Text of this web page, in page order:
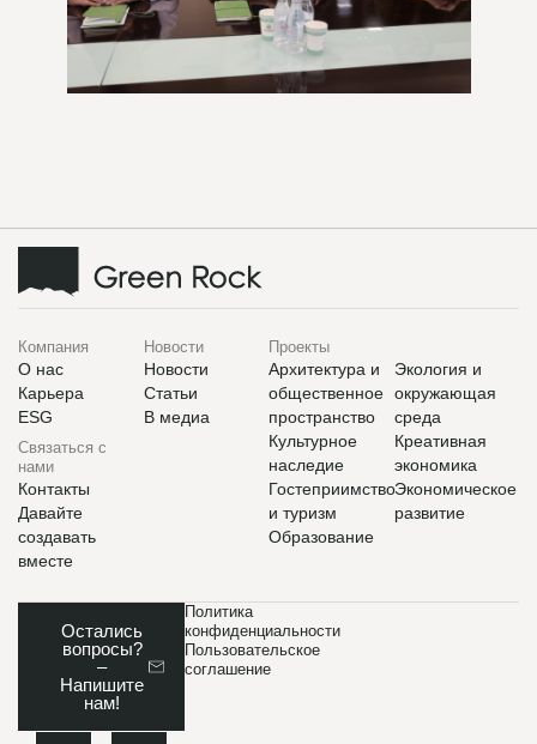
Компания
О нас
Карьера
ESG
Связаться с
нами
Контакты
Давайте
создавать
вместе
Новости
Новости
Статьи
В медиа
Проекты
Архитектура и
общественное
пространство
Культурное
наследие
Гостеприимство
и туризм
Образование
Экология и
окружающая
среда
Креативная
экономика
Экономическое
развитие
Политика
конфиденциальности
Пользовательское
соглашение
Остались
вопросы?
–
Напишите
нам!